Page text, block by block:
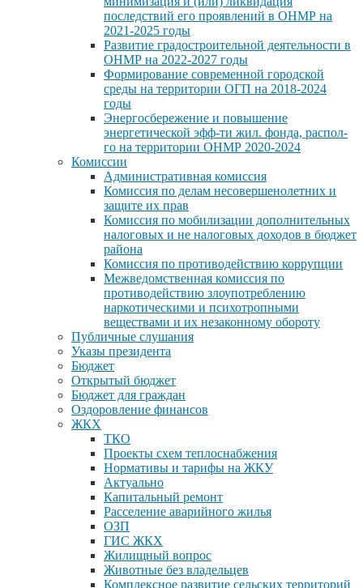
последствий его проявлений в ОНМР на
2021-2025 годы
Развитие градостроительной деятельности в
ОНМР на 2022-2027 годы
Формирование современной городской
среды на территории ОГП на 2018-2024
годы
Энергосбережение и повышение
энергетической эфф-ти жил. фонда, распол-
го на территории ОНМР 2020-2024
Комиссии
Административная комиссия
Комиссия по делам несовершенолетних и
защите их прав
Комиссия по мобилизации дополнительных
налоговых и не налоговых доходов в бюджет
района
Комиссия по противодействию коррупции
Межведомственная комиссия по
противодействию злоупотреблению
наркотическими и психотропными
веществами и их незаконному обороту
Публичные слушания
Указы президента
Бюджет
Открытый бюджет
Бюджет для граждан
Оздоровление финансов
ЖКХ
ТКО
Проекты схем теплоснабжения
Нормативы и тарифы на ЖКУ
Актуально
Капитальный ремонт
Расселение аварийного жилья
ОЗП
ГИС ЖКХ
Жилищный вопрос
Животные без владельцев
Комплексное развитие сельских территорий